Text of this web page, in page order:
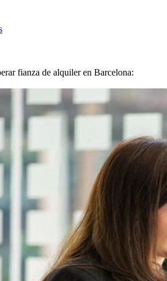
fianza de alquiler en Barcelona: